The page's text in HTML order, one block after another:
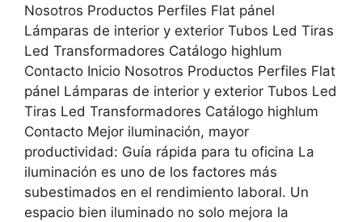
Nosotros Productos Perfiles Flat pánel
Lámparas de interior y exterior Tubos Led Tiras
Led Transformadores Catálogo highlum
Contacto Inicio Nosotros Productos Perfiles Flat
pánel Lámparas de interior y exterior Tubos Led
Tiras Led Transformadores Catálogo highlum
Contacto Mejor iluminación, mayor
productividad: Guía rápida para tu oficina La
iluminación es uno de los factores más
subestimados en el rendimiento laboral. Un
espacio bien iluminado no solo mejora la